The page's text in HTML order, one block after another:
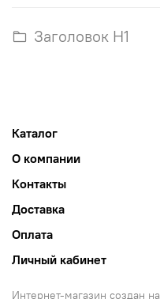
Заголовок H1
Каталог
О компании
Контакты
Доставка
Оплата
Личный кабинет
Интернет-магазин создан